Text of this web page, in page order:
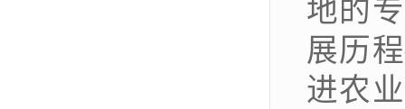
地的
展历程
进农